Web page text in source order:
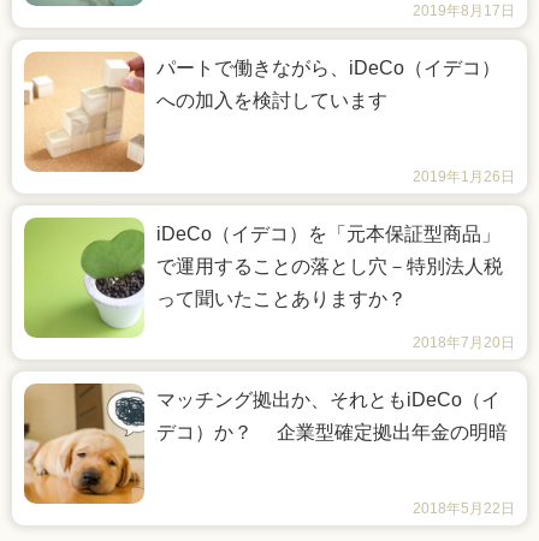
2019年8月17日
パートで働きながら、iDeCo（イデコ）
への加入を検討しています
2019年1月26日
iDeCo（イデコ）を「元本保証型商品」
で運用することの落とし穴－特別法人税
って聞いたことありますか？
2018年7月20日
マッチング拠出か、それともiDeCo（イ
デコ）か？ 企業型確定拠出年金の明暗
2018年5月22日